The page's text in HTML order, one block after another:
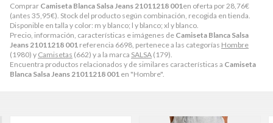
Comprar Camiseta Blanca Salsa Jeans 21011218 001 en oferta por 28,76€
(antes 35,95€). Stock del producto según combinación, recogida en tienda.
Disponible en talla y color: m y blanco; l y blanco; xl y blanco.
Precio, información, características e imágenes de Camiseta Blanca Salsa
Jeans 21011218 001 referencia 6698, pertenece a las categorías Hombre
(1980) y Camisetas (662) y a la marca SALSA (179).
Encuentra productos relacionados y de similares características a Camiseta
Blanca Salsa Jeans 21011218 001 en "Hombre".